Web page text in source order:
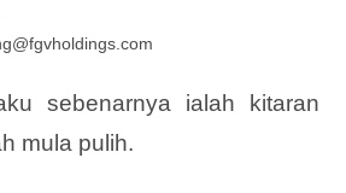
sebenarnya ialah kitaran
mula pulih.